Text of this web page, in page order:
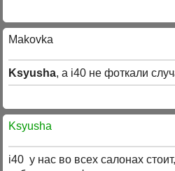
Makovka
Ksyusha, а i40 не фоткали
Ksyusha
i40 у нас во всех салонах